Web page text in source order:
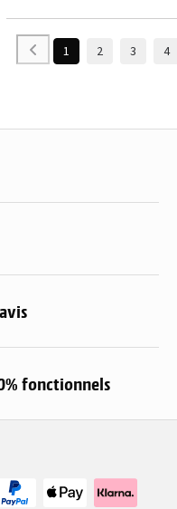
1 2 3 4
fonctionnels